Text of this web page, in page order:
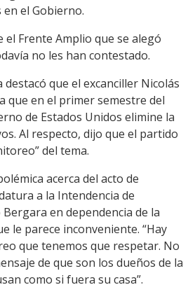
el Gobierno.
el Frente Amplio que se alegó
no les han contestado.
que el excanciller Nicolás
que en el primer semestre del
de Estados Unidos elimine la
Al respecto, dijo que el partido
del tema.
acerca del acto de
a la Intendencia de
en dependencia de la
le parece inconveniente. “Hay
que tenemos que respetar. No
de que son los dueños de la
como si fuera su casa”.